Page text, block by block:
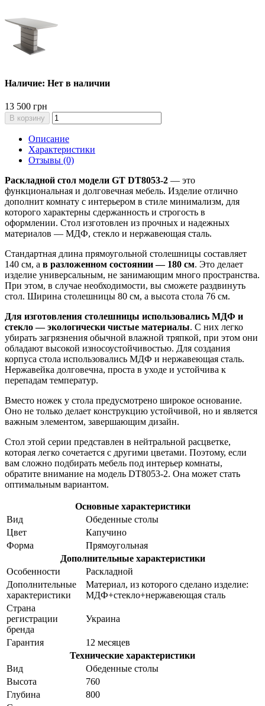
Наличие: Нет в наличии
13 500 грн
В корзину
Описание
Характеристики
Отзывы (0)
Раскладной стол модели GT DT8053-2 — это
функциональная и долговечная мебель. Изделие отлично
дополнит комнату с интерьером в стиле минимализм, для
которого характерны сдержанность и строгость в
оформлении. Стол изготовлен из прочных и надежных
материалов — МДФ, стекло и нержавеющая сталь.
Стандартная длина прямоугольной столешницы составляет
140 см, а в разложенном состоянии — 180 см. Это делает
изделие универсальным, не занимающим много пространства.
При этом, в случае необходимости, вы сможете раздвинуть
стол. Ширина столешницы 80 см, а высота стола 76 см.
Для изготовления столешницы использовались МДФ и
стекло — экологически чистые материалы. С них легко
убирать загрязнения обычной влажной тряпкой, при этом они
обладают высокой износоустойчивостью. Для создания
корпуса стола использовались МДФ и нержавеющая сталь.
Нержавейка долговечна, проста в уходе и устойчива к
перепадам температур.
Вместо ножек у стола предусмотрено широкое основание.
Оно не только делает конструкцию устойчивой, но и является
важным элементом, завершающим дизайн.
Стол этой серии представлен в нейтральной расцветке,
которая легко сочетается с другими цветами. Поэтому, если
вам сложно подбирать мебель под интерьер комнаты,
обратите внимание на модель DT8053-2. Она может стать
оптимальным вариантом.
Основные характеристики
Вид
Обеденные столы
Цвет
Капучино
Форма
Прямоугольная
Дополнительные характеристики
Особенности
Раскладной
Дополнительные
характеристики
Материал, из которого сделано изделие:
МДФ+стекло+нержавеющая сталь
Страна
регистрации
бренда
Украина
Гарантия
12 месяцев
Технические характеристики
Вид
Обеденные столы
Высота
760
Глубина
800